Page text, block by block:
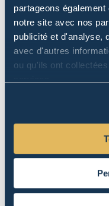
partageons
notre site avec nos
publicité et d'analyse,
avec d'autres
ou qu'ils ont
NUMÉRO TVA
CHE-374.175.355